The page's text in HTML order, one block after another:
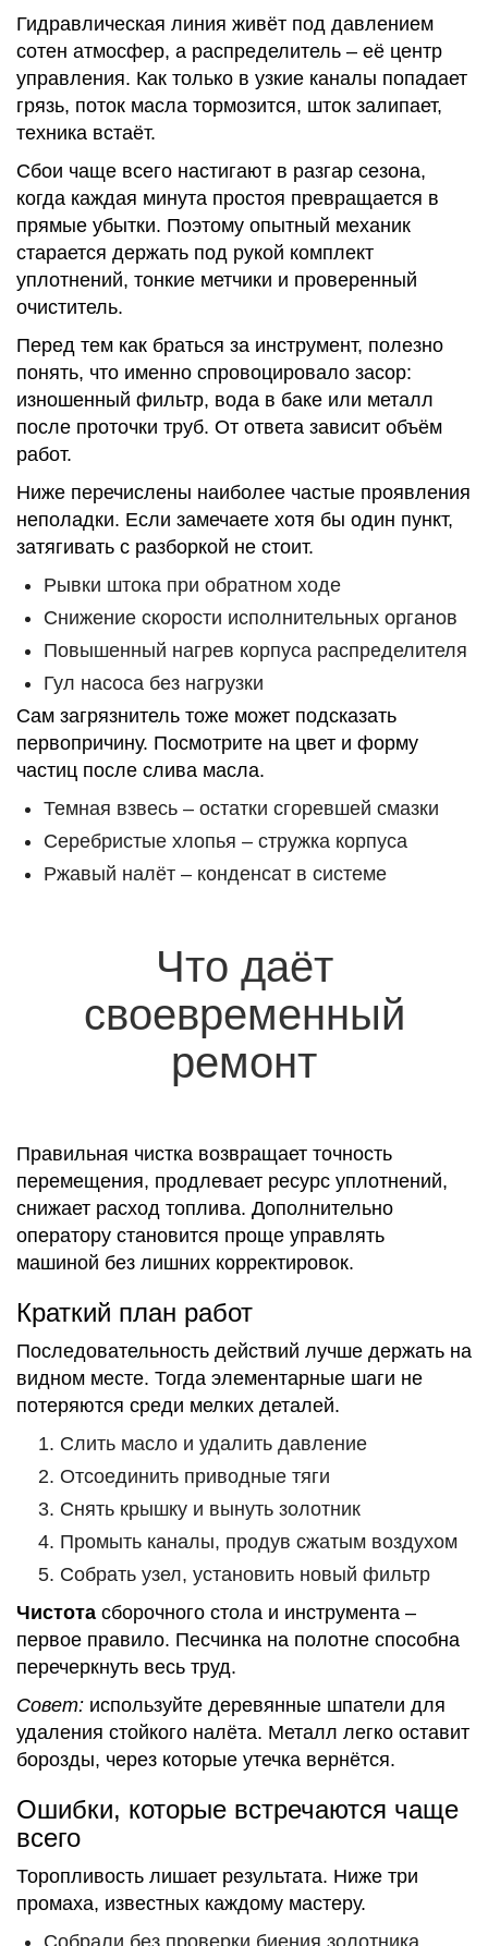
Гидравлическая линия живёт под давлением
сотен атмосфер, а распределитель – её центр
управления. Как только в узкие каналы попадает
грязь, поток масла тормозится, шток залипает,
техника встаёт.
Сбои чаще всего настигают в разгар сезона,
когда каждая минута простоя превращается в
прямые убытки. Поэтому опытный механик
старается держать под рукой комплект
уплотнений, тонкие метчики и проверенный
очиститель.
Перед тем как браться за инструмент, полезно
понять, что именно спровоцировало засор:
изношенный фильтр, вода в баке или металл
после проточки труб. От ответа зависит объём
работ.
Ниже перечислены наиболее частые проявления
неполадки. Если замечаете хотя бы один пункт,
затягивать с разборкой не стоит.
Рывки штока при обратном ходе
Снижение скорости исполнительных органов
Повышенный нагрев корпуса распределителя
Гул насоса без нагрузки
Сам загрязнитель тоже может подсказать
первопричину. Посмотрите на цвет и форму
частиц после слива масла.
Темная взвесь – остатки сгоревшей смазки
Серебристые хлопья – стружка корпуса
Ржавый налёт – конденсат в системе
Что даёт
своевременный
ремонт
Правильная чистка возвращает точность
перемещения, продлевает ресурс уплотнений,
снижает расход топлива. Дополнительно
оператору становится проще управлять
машиной без лишних корректировок.
Краткий план работ
Последовательность действий лучше держать на
видном месте. Тогда элементарные шаги не
потеряются среди мелких деталей.
Слить масло и удалить давление
Отсоединить приводные тяги
Снять крышку и вынуть золотник
Промыть каналы, продув сжатым воздухом
Собрать узел, установить новый фильтр
Чистота сборочного стола и инструмента –
первое правило. Песчинка на полотне способна
перечеркнуть весь труд.
Совет: используйте деревянные шпатели для
удаления стойкого налёта. Металл легко оставит
борозды, через которые утечка вернётся.
Ошибки, которые встречаются чаще
всего
Торопливость лишает результата. Ниже три
промаха, известных каждому мастеру.
Собрали без проверки биения золотника